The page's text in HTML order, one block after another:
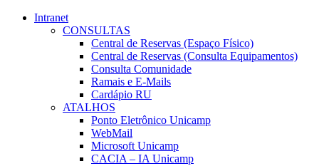
Intranet
CONSULTAS
Central de Reservas (Espaço Físico)
Central de Reservas (Consulta Equipamentos)
Consulta Comunidade
Ramais e E-Mails
Cardápio RU
ATALHOS
Ponto Eletrônico Unicamp
WebMail
Microsoft Unicamp
CACIA – IA Unicamp